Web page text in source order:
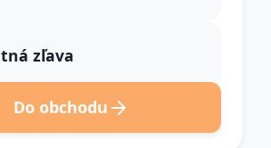
zľava
Do obchodu